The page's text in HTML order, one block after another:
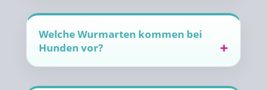
Welche Wurmarten kommen bei
Hunden vor?